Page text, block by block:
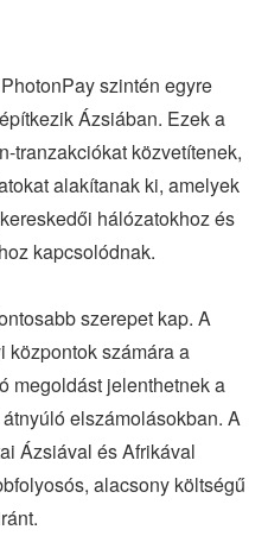
szintén egyre
Ázsiában. Ezek a
tranzakciókat közvetítenek,
alakítanak ki, amelyek
hálózatokhoz és
kapcsolódnak.
szerepet kap. A
központok számára a
megoldást jelenthetnek a
elszámolásokban. A
Ázsiával és Afrikával
alacsony költségű